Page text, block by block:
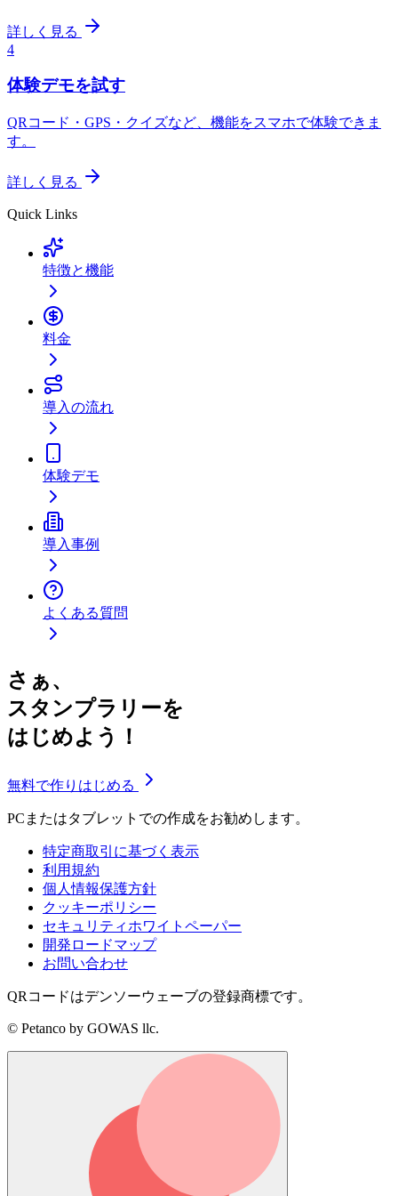
詳しく見る
4
体験デモを試す
QRコード・GPS・クイズなど、機能をスマホで体験できま
す。
詳しく見る
Quick Links
特徴と機能
料金
導入の流れ
体験デモ
導入事例
よくある質問
さぁ、
スタンプラリーを
はじめよう！
無料で作りはじめる
PCまたはタブレットでの作成をお勧めします。
特定商取引に基づく表示
利用規約
個人情報保護方針
クッキーポリシー
セキュリティホワイトペーパー
開発ロードマップ
お問い合わせ
QRコードはデンソーウェーブの登録商標です。
© Petanco by GOWAS llc.